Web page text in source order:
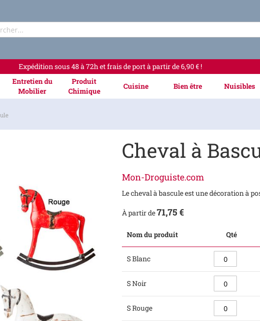
Expédition sous 48 à 72h et frais de port à partir de 6,90 € !
Entretien du
Mobilier
Produit
Chimique
Cuisine Bien être Nuisibles
Cheval à
Mon-Droguiste.com
Le cheval à bascule est une décoration à
À partir de71,75 €
du
produit
groupé
Nom du produit Qté
S Blanc
S Noir
S Rouge